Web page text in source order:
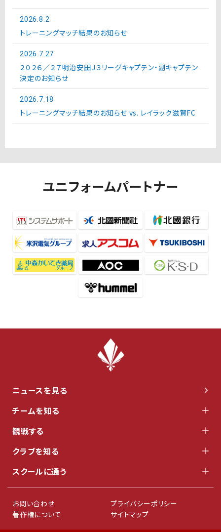
2026.8.2
トレーニングマッチ結果のお知らせ
2026.7.27
２０２６／２７明治安田Ｊ３リーグキャプテン・副キャプテン
決定のお知らせ
2026.7.18
トレーニングマッチ結果のお知らせ vs. レイラック滋賀FC
ユニフォームパートナー
ニュースを見る
チームを知る
観戦する
クラブを知る
スクールに通う
お問い合わせ
プライバシーポリシー
著作権について
サイトマップ